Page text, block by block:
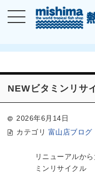
NEWビタミンリサ
2026年6月14日
カテゴリ 富山店ブログ
リニューアルか
ミンリサイクル